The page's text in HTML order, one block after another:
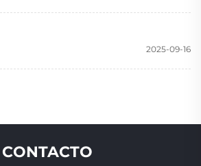
2025-09-16
CONTACTO